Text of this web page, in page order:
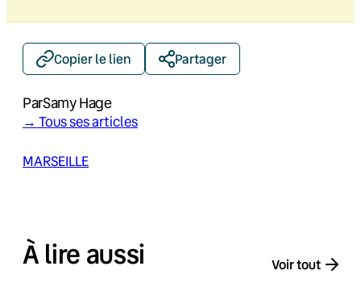
Copier le lien Partager
ParSamy Hage
→ Tous ses articles
MARSEILLE
À lire aussi Voir tout